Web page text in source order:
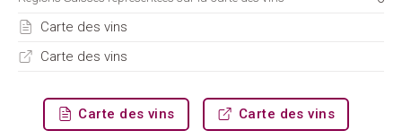
Carte des vins
Carte des vins
Carte des vins Carte des vins